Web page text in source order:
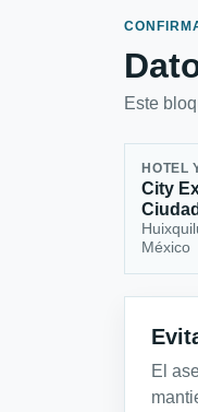
Este
HOTEL
City
México
El